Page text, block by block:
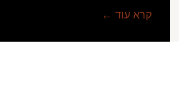
קרא עוד ←